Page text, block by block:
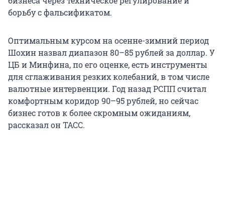
борьбу с фальсификатом.
Оптимальным курсом на осенне-зимний период
Шохин назвал диапазон 80–85 рублей за доллар. У
ЦБ и Минфина, по его оценке, есть инструменты
для сглаживания резких колебаний, в том числе
валютные интервенции. Год назад РСПП считал
комфортным коридор 90–95 рублей, но сейчас
бизнес готов к более скромным ожиданиям,
рассказал он ТАСС.